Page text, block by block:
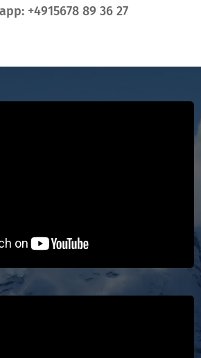
+4915678 89 36 27